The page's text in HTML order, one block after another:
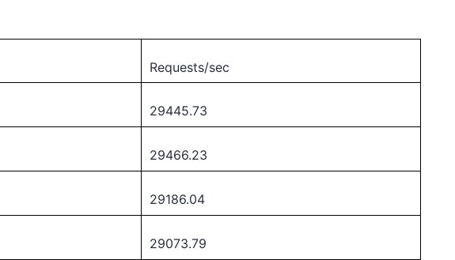
Requests/sec
29445.73
29466.23
29186.04
29073.79